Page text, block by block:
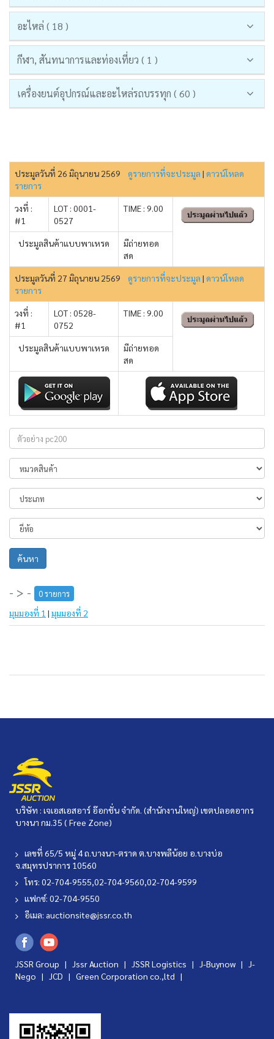
อะไหล่ ( 18 )
กีฬา, สันทนาการและท่องเที่ยว ( 1 )
เครื่องยนต์อุปกรณ์และอะไหล่รถบรรทุก ( 60 )
ประมูลวันที่ 26 มิถุนายน 2569 ดูรายการที่จะประมูล | ดาวน์โหลด
รายการ
วงที่ :
#1
LOT : 0001-
0527
TIME : 9.00
ประมูลสินค้าแบบพาเหรด
มีถ่ายทอด
สด
ประมูลวันที่ 27 มิถุนายน 2569 ดูรายการที่จะประมูล | ดาวน์โหลด
รายการ
วงที่ :
#1
LOT : 0528-
0752
TIME : 9.00
ประมูลสินค้าแบบพาเหรด
มีถ่ายทอด
สด
ค้นหา
- > - 0 รายการ
มุมมองที่ 1 | มุมมองที่ 2
บริษัท : เจเอสเอสอาร์ อ๊อกชั่น จำกัด. (สำนักงานใหญ่) เขตปลอดอากร
บางนา กม.35 ( Free Zone)
เลขที่ 65/5 หมู่ 4 ถ.บางนา-ตราด ต.บางพลีน้อย อ.บางบ่อ
จ.สมุทรปราการ 10560
โทร: 02-704-9555,02-704-9560,02-704-9599
แฟกซ์: 02-704-9550
อีเมล: auctionsite@jssr.co.th
JSSR Group | Jssr Auction | JSSR Logistics | J-Buynow | J-
Nego | JCD | Green Corporation co.,ltd |